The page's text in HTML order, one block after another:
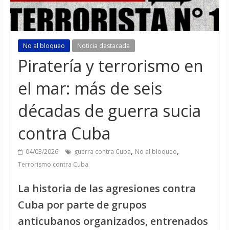
No al bloqueo Noticia destacada
Piratería y terrorismo en
el mar: más de seis
décadas de guerra sucia
contra Cuba
04/03/2026 guerra contra Cuba, No al bloqueo,
Terrorismo contra Cuba
La historia de las agresiones contra
Cuba por parte de grupos
anticubanos organizados, entrenados